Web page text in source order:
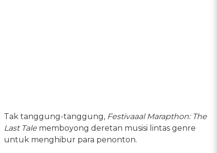
Tak tanggung-tanggung, Festivaaal Marapthon: The
Last Tale memboyong deretan musisi lintas genre
untuk menghibur para penonton.